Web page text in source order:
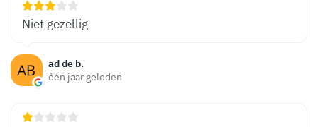
ad de b.
één jaar geleden
Niet gezellig